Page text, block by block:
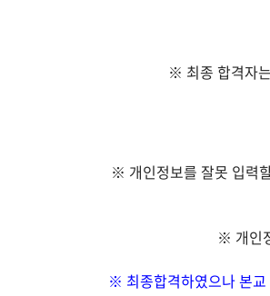
※ 최종 합격자
※ 개인정보를 잘못 입력
※ 개인
※ 최종합격하였으나 본교